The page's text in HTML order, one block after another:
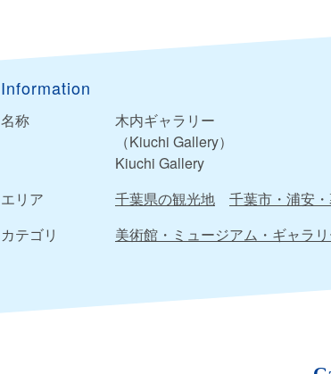
Information
名称
木内ギャラリー
（Kiuchi Gallery）
Kiuchi Gallery
エリア
千葉県の観光地
千葉市・浦安
カテゴリ
美術館・ミュージアム・ギャラ